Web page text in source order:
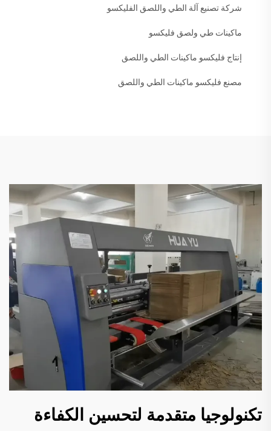
شركة تصنيع آلة الطي واللصق الفليكسو
ماكينات طي ولصق فليكسو
إنتاج فليكسو ماكينات الطي واللصق
مصنع فليكسو ماكينات الطي واللصق
تكنولوجيا متقدمة لتحسين الكفاءة